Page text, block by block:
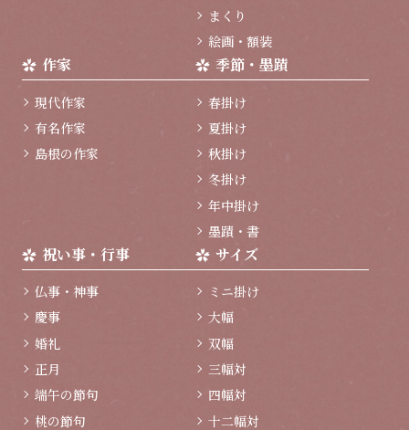
まくり
絵画・額装
作家
現代作家
有名作家
島根の作家
季節・墨蹟
春掛け
夏掛け
秋掛け
冬掛け
年中掛け
墨蹟・書
祝い事・行事
仏事・神事
慶事
婚礼
正月
端午の節句
桃の節句
サイズ
ミニ掛け
大幅
双幅
三幅対
四幅対
十二幅対